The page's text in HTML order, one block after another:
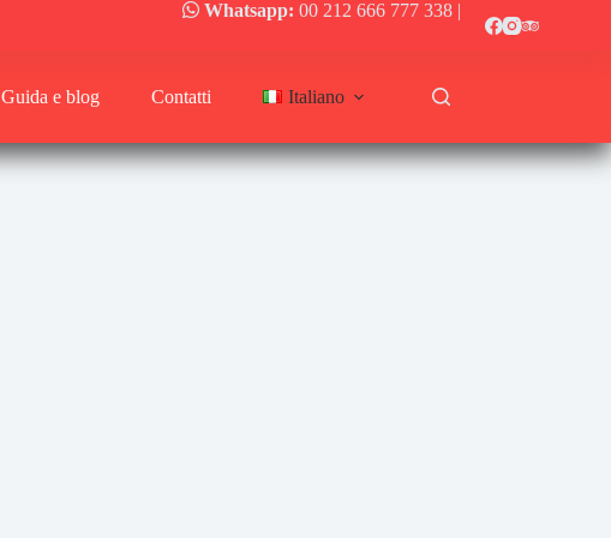
Whatsapp: 00 212 666 777 338 |
Guida e blog Contatti Italiano